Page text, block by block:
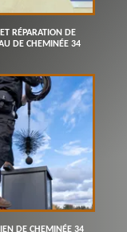
RÉPARATION DE
DE CHEMINÉE 34
DE CHEMINÉE 34